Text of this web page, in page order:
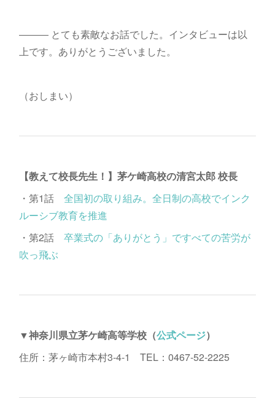
――― とても素敵なお話でした。インタビューは以
上です。ありがとうございました。
（おしまい）
【教えて校長先生！】茅ケ崎高校の清宮太郎 校長
・第1話 全国初の取り組み。全日制の高校でインク
ルーシブ教育を推進
・第2話 卒業式の「ありがとう」ですべての苦労が
吹っ飛ぶ
▼神奈川県立茅ケ崎高等学校（公式ページ）
住所：茅ヶ崎市本村3-4-1 TEL：0467-52-2225